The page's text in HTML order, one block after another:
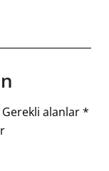
Gerekli alanlar*